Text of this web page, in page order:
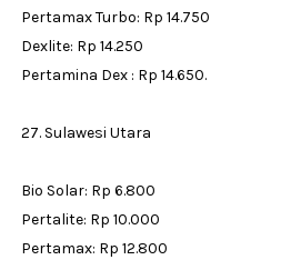
Pertamax Turbo: Rp 14.750
Dexlite: Rp 14.250
Pertamina Dex : Rp 14.650.
27. Sulawesi Utara
Bio Solar: Rp 6.800
Pertalite: Rp 10.000
Pertamax: Rp 12.800